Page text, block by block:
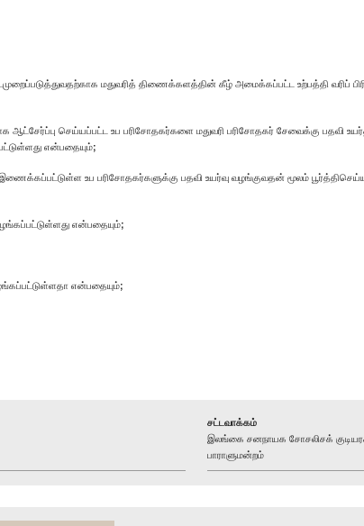
மதுவரித் திணைக்களத்தின் கீழ் அமைக்கப்பட்ட உற்பத்தி வரிப்
செய்யப்பட்ட உப பரிசோதகர்களை மதுவரி பரிசோதகர் சேவைக்கு பதவி
என்பதையும்;
உப பரிசோதகர்களுக்கு பதவி உயர்வு வழங்குவதன் மூலம்
என்பதையும்;
என்பதையும்;
சட்டவாக்கம்
இலங்கை சனநாயக சோசலிசக்
பாராளுமன்றம்